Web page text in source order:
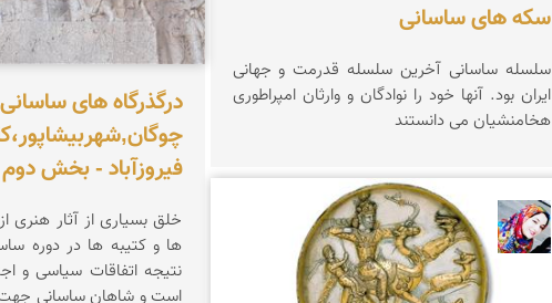
سکه های ساسانی
سلسله ساسانی آخرین سلسله قدرمت و جهانی
ایران بود. آنها خود را نوادگان و وارثان امپراطوری
هخامنشیان می دانستند
فاطمه کریمیان
درگذرگاه های
فیروزآباد - بخش دوم
خلق بسیاری از آثار
ها و کتیبه ها در دوره
نتیجه اتفاقات سیاسی و
است و شاهان ساسانی جهت